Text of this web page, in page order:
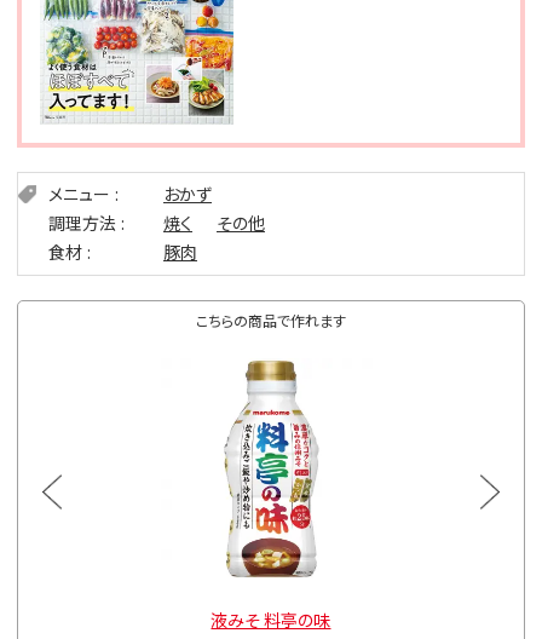
メニュー
おかず
調理方法
焼く
その他
食材
豚肉
こちらの商品で作れます
液みそ 料亭の味